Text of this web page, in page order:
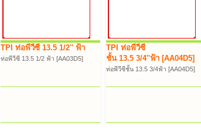
TPI ท่อพีวีซี 13.5 1/2'' ฟ้า
ท่อพีวีซี 13.5 1/2 ฟ้า [AA03D5]
TPI ท่อพีวีซี
ชั้น 13.5 3/4''ฟ้า [AA04D5]
ท่อพีวีซีชั้น 13.5 3/4ฟ้า [AA04D5]